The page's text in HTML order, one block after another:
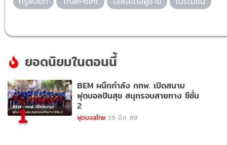
ยอดนิยมในตอนนี้
1
BEM ผนึกกำลัง กทพ. เปิดสนาม
ฟุตบอลปันสุข สนุกรอบสายทาง ซีซั่น
2
ฟุตบอลไทย 16 มี.ค. 69